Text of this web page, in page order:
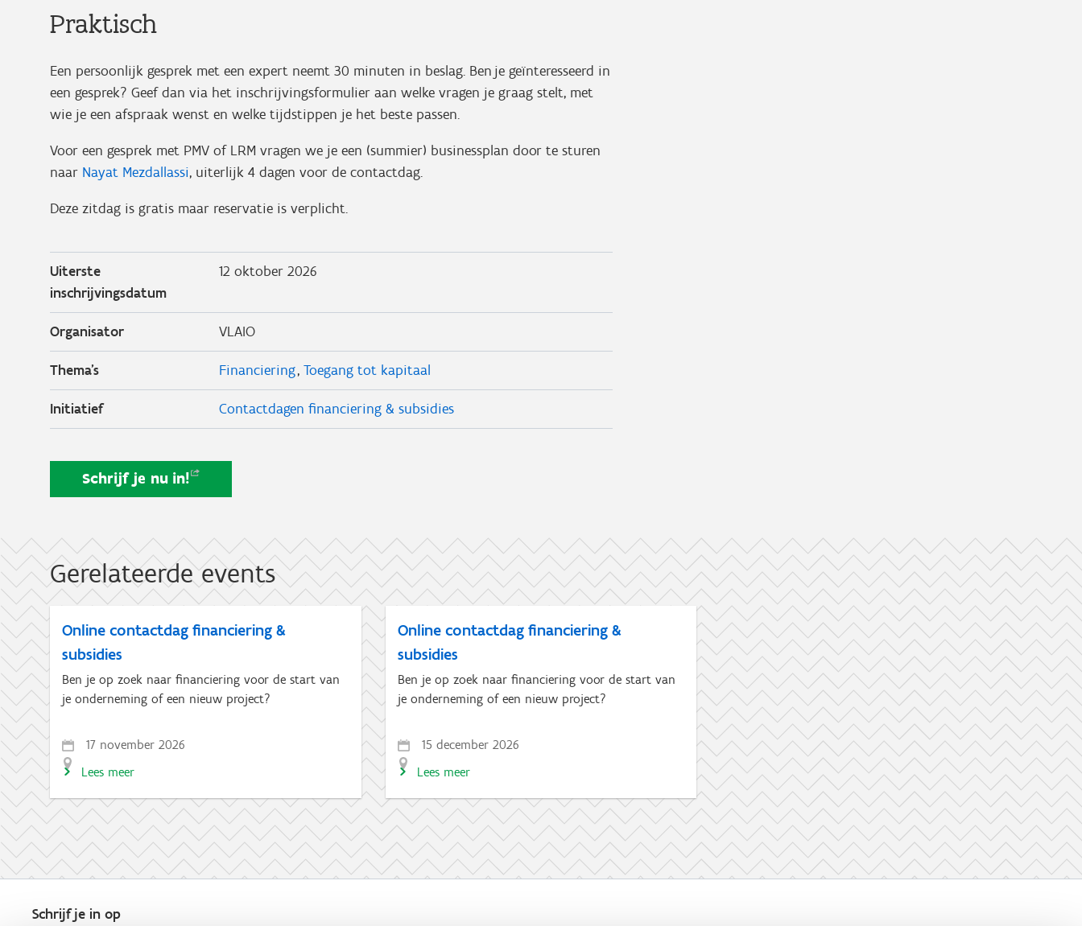
Praktisch
Een persoonlijk gesprek met een expert neemt 30 minuten in beslag. Ben je geïnteresseerd in
een gesprek? Geef dan via het inschrijvingsformulier aan welke vragen je graag stelt, met
wie je een afspraak wenst en welke tijdstippen je het beste passen.
Voor een gesprek met PMV of LRM vragen we je een (summier) businessplan door te sturen
naar Nayat Mezdallassi, uiterlijk 4 dagen voor de contactdag.
Deze zitdag is gratis maar reservatie is verplicht.
Uiterste
inschrijvingsdatum
12 oktober 2026
Organisator VLAIO
Thema's Financiering Toegang tot kapitaal
Initiatief Contactdagen financiering & subsidies
Schrijf je nu in!
Gerelateerde events
Online contactdag financiering &
subsidies
Ben je op zoek naar financiering voor de start van
je onderneming of een nieuw project?
17 november 2026
Lees meer
Online contactdag financiering &
subsidies
Ben je op zoek naar financiering voor de start van
je onderneming of een nieuw project?
15 december 2026
Lees meer
Schrijf je in op